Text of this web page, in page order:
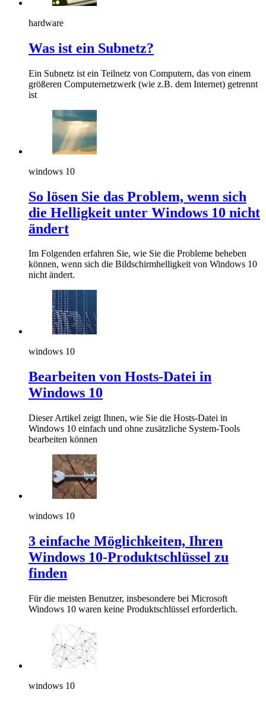
hardware
Was ist ein Subnetz?
Ein Subnetz ist ein Teilnetz von Computern, das von einem
größeren Computernetzwerk (wie z.B. dem Internet) getrennt
ist
windows 10
So lösen Sie das Problem, wenn sich
die Helligkeit unter Windows 10 nicht
ändert
Im Folgenden erfahren Sie, wie Sie die Probleme beheben
können, wenn sich die Bildschirmhelligkeit von Windows 10
nicht ändert.
windows 10
Bearbeiten von Hosts-Datei in
Windows 10
Dieser Artikel zeigt Ihnen, wie Sie die Hosts-Datei in
Windows 10 einfach und ohne zusätzliche System-Tools
bearbeiten können
windows 10
3 einfache Möglichkeiten, Ihren
Windows 10-Produktschlüssel zu
finden
Für die meisten Benutzer, insbesondere bei Microsoft
Windows 10 waren keine Produktschlüssel erforderlich.
windows 10